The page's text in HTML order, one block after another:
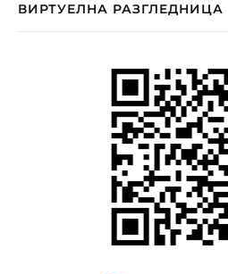
ВИРТУЕЛНА РАЗГЛЕДНИЦА